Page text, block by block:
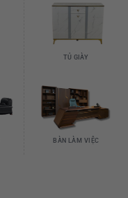
TỦ GIÀY
BÀN LÀM VIỆC